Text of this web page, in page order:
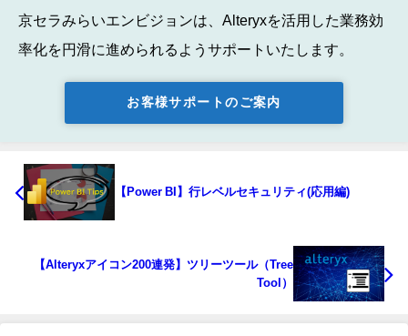
京セラみらいエンビジョンは、Alteryxを活用した業務効
率化を円滑に進められるようサポートいたします。
お客様サポートのご案内
【Power BI】行レベルセキュリティ(応用編)
【Alteryxアイコン200連発】ツリーツール（Tree
Tool）